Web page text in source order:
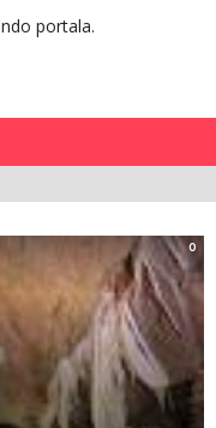
portala.
0